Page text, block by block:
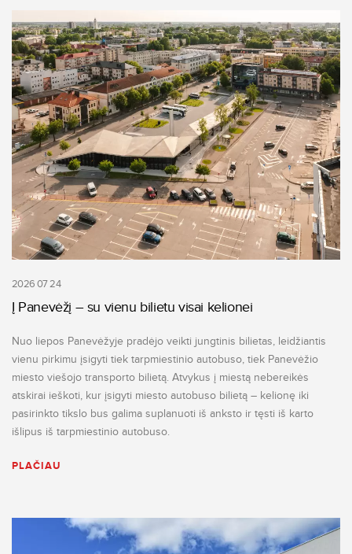
2026 07 24
Į Panevėžį – su vienu bilietu visai kelionei
Nuo liepos Panevėžyje pradėjo veikti jungtinis bilietas, leidžiantis
vienu pirkimu įsigyti tiek tarpmiestinio autobuso, tiek Panevėžio
miesto viešojo transporto bilietą. Atvykus į miestą nebereikės
atskirai ieškoti, kur įsigyti miesto autobuso bilietą – kelionę iki
pasirinkto tikslo bus galima suplanuoti iš anksto ir tęsti iš karto
išlipus iš tarpmiestinio autobuso.
PLAČIAU